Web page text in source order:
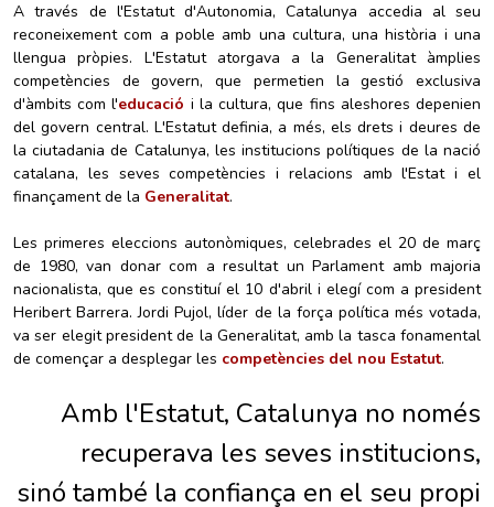
A través de l'Estatut d'Autonomia, Catalunya accedia al seu
reconeixement com a poble amb una cultura, una història i una
llengua pròpies. L'Estatut atorgava a la Generalitat àmplies
competències de govern, que permetien la gestió exclusiva
d'àmbits com l'educació i la cultura, que fins aleshores depenien
del govern central. L'Estatut definia, a més, els drets i deures de
la ciutadania de Catalunya, les institucions polítiques de la nació
catalana, les seves competències i relacions amb l'Estat i el
finançament de la Generalitat.
Les primeres eleccions autonòmiques, celebrades el 20 de març
de 1980, van donar com a resultat un Parlament amb majoria
nacionalista, que es constituí el 10 d'abril i elegí com a president
Heribert Barrera. Jordi Pujol, líder de la força política més votada,
va ser elegit president de la Generalitat, amb la tasca fonamental
de començar a desplegar les competències del nou Estatut.
Amb l'Estatut, Catalunya no només
recuperava les seves institucions,
sinó també la confiança en el seu propi